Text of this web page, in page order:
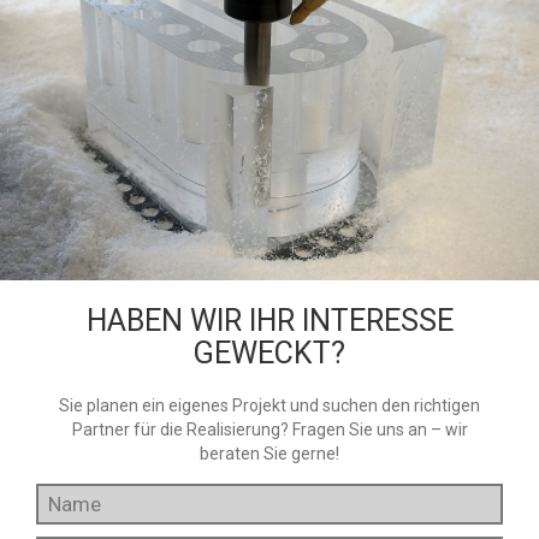
HABEN WIR IHR INTERESSE
GEWECKT?
Sie planen ein eigenes Projekt und suchen den richtigen
Partner für die Realisierung? Fragen Sie uns an – wir
beraten Sie gerne!